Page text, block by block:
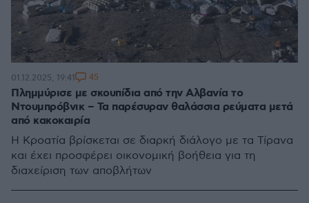
Πλημμύρισε με σκουπίδια από την Αλβανία το
Ντουμπρόβνικ – Τα παρέσυραν θαλάσσια ρεύματα μετά
από κακοκαιρία
Η Κροατία βρίσκεται σε διαρκή διάλογο με τα Τίρανα
και έχει προσφέρει οικονομική βοήθεια για τη
διαχείριση των αποβλήτων
01.12.2025, 19:41 45